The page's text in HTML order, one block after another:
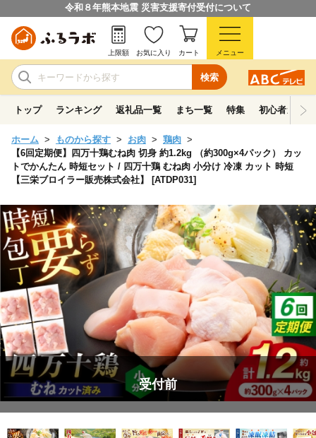
令和８年熊本地震 災害支援寄付受付について
検索
上限額 お気に入り カート メニュー
トップ ランキング 返礼品一覧 まち一覧 特集 初心者ガイド
ホーム ものから探す お肉
鶏肉
【6回定期便】四万十鶏むね肉 切身 約1.2kg （約300g×4パック） カッ
トでかんたん 時短セット / 四万十鶏 むね肉 小分け 冷凍 カット 時短
【三栄ブロイラー販売株式会社】 [ATDP031]
受付前